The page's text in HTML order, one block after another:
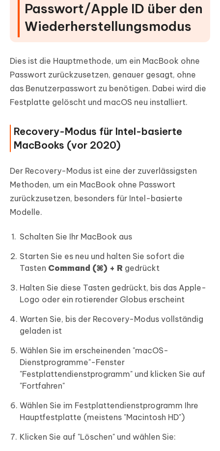
Passwort/Apple ID über den
Wiederherstellungsmodus
Dies ist die Hauptmethode, um ein MacBook ohne
Passwort zurückzusetzen, genauer gesagt, ohne
das Benutzerpasswort zu benötigen. Dabei wird die
Festplatte gelöscht und macOS neu installiert.
Recovery-Modus für Intel-basierte
MacBooks (vor 2020)
Der Recovery-Modus ist eine der zuverlässigsten
Methoden, um ein MacBook ohne Passwort
zurückzusetzen, besonders für Intel-basierte
Modelle.
Schalten Sie Ihr MacBook aus
Starten Sie es neu und halten Sie sofort die
Tasten Command (⌘) + R gedrückt
Halten Sie diese Tasten gedrückt, bis das Apple-
Logo oder ein rotierender Globus erscheint
Warten Sie, bis der Recovery-Modus vollständig
geladen ist
Wählen Sie im erscheinenden "macOS-
Dienstprogramme"-Fenster
"Festplattendienstprogramm" und klicken Sie auf
"Fortfahren"
Wählen Sie im Festplattendienstprogramm Ihre
Hauptfestplatte (meistens "Macintosh HD")
Klicken Sie auf "Löschen" und wählen Sie: